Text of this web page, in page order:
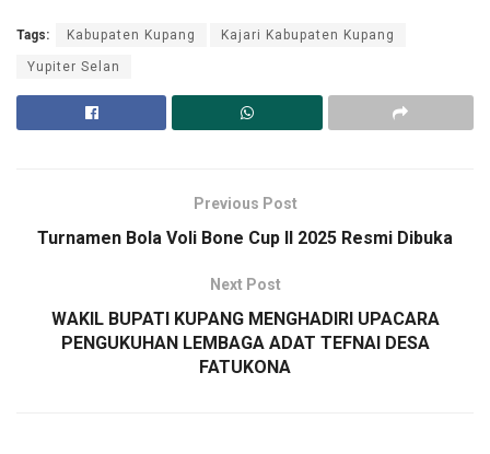
Tags: Kabupaten Kupang Kajari Kabupaten Kupang
Yupiter Selan
Previous Post
Turnamen Bola Voli Bone Cup II 2025 Resmi Dibuka
Next Post
WAKIL BUPATI KUPANG MENGHADIRI UPACARA
PENGUKUHAN LEMBAGA ADAT TEFNAI DESA
FATUKONA